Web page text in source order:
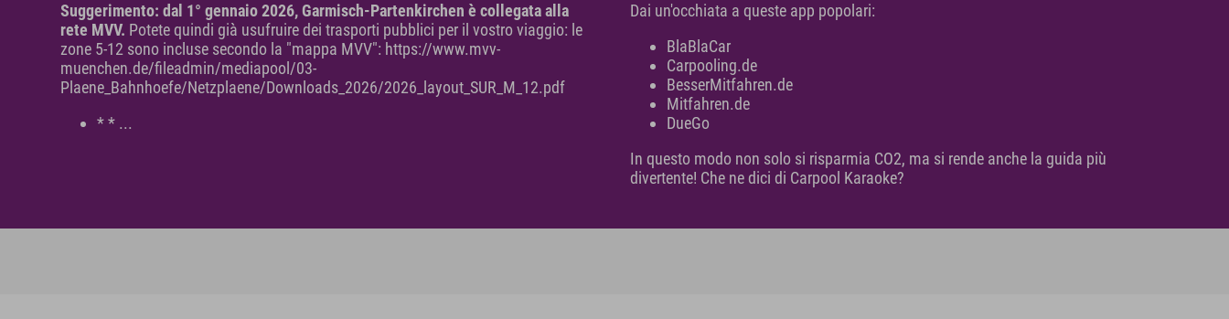
Suggerimento: dal 1° gennaio 2026, Garmisch-Partenkirchen è collegata alla
rete MVV. Potete quindi già usufruire dei trasporti pubblici per il vostro viaggio: le
zone 5-12 sono incluse secondo la "mappa MVV": https://www.mvv-
muenchen.de/fileadmin/mediapool/03-
Plaene_Bahnhoefe/Netzplaene/Downloads_2026/2026_layout_SUR_M_12.pdf
* * ...
Dai un'occhiata a queste app popolari:
BlaBlaCar
Carpooling.de
BesserMitfahren.de
Mitfahren.de
DueGo
In questo modo non solo si risparmia CO2, ma si rende anche la guida più
divertente! Che ne dici di Carpool Karaoke?